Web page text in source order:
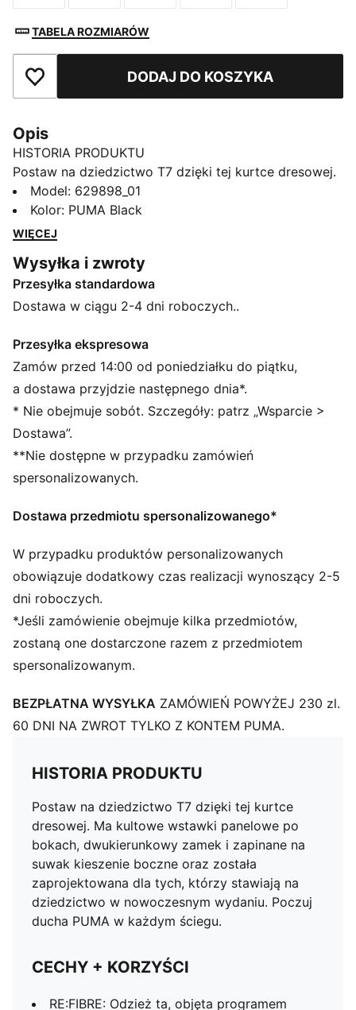
TABELA ROZMIARÓW
Dodaj do ulubionychDODAJ DO KOSZYKA
Opis
HISTORIA PRODUKTU
Postaw na dziedzictwo T7 dzięki tej kurtce dresowej.
Ma kultowe wstawki panelowe po bokach,
dwukierunkowy zamek i zapinane na suwak kieszenie
boczne oraz została zaprojektowana dla tych, którzy
Poczuj ducha PUMA w każdym ściegu.
CECHY + KORZYŚCI
RE:FIBRE: Odzież ta, objęta programem RE:FIBRE, jest
pochodzącego z recyklingu z odpadów tekstylnych i
innych zużytych materiałów.
SZCZEGÓŁY
Standardowy krój
Trykot
Standardowa długość kurtki
Stójka
Zamek na całej długości
Boczna kieszeń
dzieci pomiędzy 8. a 16. rokiem życia
Model: 629898_01
Kolor: PUMA Black
WIĘCEJ
Wysyłka i zwroty
Przesyłka standardowa
Dostawa w ciągu 2-4 dni roboczych..
Przesyłka ekspresowa
Zamów przed 14:00 od poniedziałku do piątku,
a dostawa przyjdzie następnego dnia*.
* Nie obejmuje sobót. Szczegóły: patrz „Wsparcie >
Dostawa”.
**Nie dostępne w przypadku zamówień
spersonalizowanych.
Dostawa przedmiotu spersonalizowanego*
W przypadku produktów personalizowanych
obowiązuje dodatkowy czas realizacji wynoszący 2-5
dni roboczych.
*Jeśli zamówienie obejmuje kilka przedmiotów,
zostaną one dostarczone razem z przedmiotem
spersonalizowanym.
BEZPŁATNA WYSYŁKA ZAMÓWIEŃ POWYŻEJ 230 zl.
60 DNI NA ZWROT TYLKO Z KONTEM PUMA.
HISTORIA PRODUKTU
Postaw na dziedzictwo T7 dzięki tej kurtce
dresowej. Ma kultowe wstawki panelowe po
bokach, dwukierunkowy zamek i zapinane na
suwak kieszenie boczne oraz została
zaprojektowana dla tych, którzy stawiają na
dziedzictwo w nowoczesnym wydaniu. Poczuj
ducha PUMA w każdym ściegu.
CECHY + KORZYŚCI
RE:FIBRE: Odzież ta, objęta programem